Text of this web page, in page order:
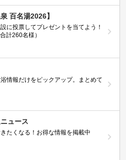
百名湯2026】
に投票してプレゼントを当てよう！
計260名様）
情報だけをピックアップ。まとめて
ュース
たくなる！お得な情報を掲載中